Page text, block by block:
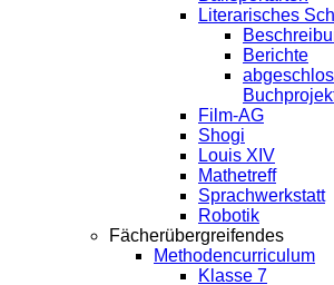
Literarisches
Berichte
Film-AG
Shogi
Louis XIV
Mathetreff
Sprachwerkstatt
Robotik
Fächerübergreifendes
Methodencurriculum
Klasse 7